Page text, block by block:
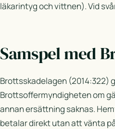
läkarintyg och vittnen). Vid
Samspel med
Brottsskadelagen
Brottsoffermyndigheten om
annan ersättning saknas.
betalar direkt utan att vänta